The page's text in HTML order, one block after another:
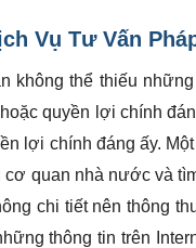
Vụ Tư Vấn
không thể thiếu
quyền lợi chính
lợi chính đáng ấy.
quan nhà nước và
chi tiết nên thông
thông tin trên